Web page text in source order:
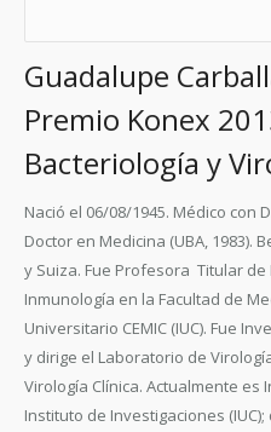
Guadalupe
Premio Konex
Bacteriología y
Nació el 06/08/1945. Médico con
Doctor en Medicina (UBA, 1983).
y Suiza. Fue Profesora Titular
Inmunología en la Facultad de
Universitario CEMIC (IUC). Fue
y dirige el Laboratorio de
Virología Clínica. Actualmente
Instituto de Investigaciones